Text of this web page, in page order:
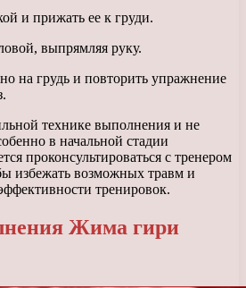
и прижать ее к груди.
выпрямляя руку.
на грудь и повторить упражнение
технике выполнения и не
в начальной стадии
проконсультироваться с тренером
избежать возможных травм и
тренировок.
Жима гири